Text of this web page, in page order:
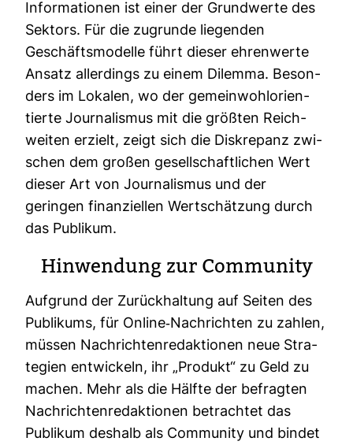
Infor­ma­tionen ist einer der Grund­werte des
Sek­tors. Für die zugrunde lie­genden
Geschäfts­mo­delle führt dieser ehren­werte
Ansatz aller­dings zu einem Dilemma. Beson­
ders im Lokalen, wo der gemein­wohl­ori­en­
tierte Jour­na­lismus mit die größten Reich­
weiten erzielt, zeigt sich die Dis­kre­panz zwi­
schen dem großen gesell­schaft­li­chen Wert
dieser Art von Jour­na­lismus und der
geringen finan­zi­ellen Wert­schät­zung durch
das Publikum.
Hin­wen­dung zur Com­mu­nity
Auf­grund der Zurück­hal­tung auf Seiten des
Publi­kums, für Online-​Nach­richten zu zahlen,
müssen Nach­rich­ten­re­dak­tionen neue Stra­
te­gien ent­wi­ckeln, ihr „Pro­dukt“ zu Geld zu
machen. Mehr als die Hälfte der befragten
Nach­rich­ten­re­dak­tionen betrachtet das
Publikum des­halb als Com­mu­nity und bindet